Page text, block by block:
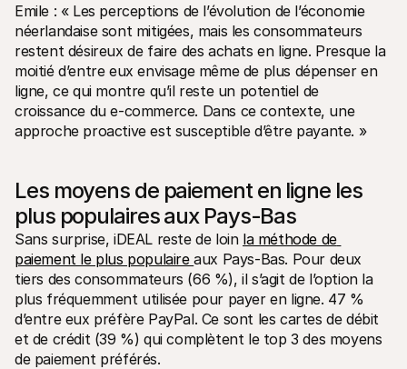
Emile : « Les perceptions de l’évolution de l’économie
néerlandaise sont mitigées, mais les consommateurs
restent désireux de faire des achats en ligne. Presque la
moitié d’entre eux envisage même de plus dépenser en
ligne, ce qui montre qu’il reste un potentiel de
croissance du e-commerce. Dans ce contexte, une
approche proactive est susceptible d’être payante. »
Les moyens de paiement en ligne les
plus populaires aux Pays-Bas
Sans surprise, iDEAL reste de loin la méthode de
paiement le plus populaire aux Pays-Bas. Pour deux
tiers des consommateurs (66 %), il s’agit de l’option la
plus fréquemment utilisée pour payer en ligne. 47 %
d’entre eux préfère PayPal. Ce sont les cartes de débit
et de crédit (39 %) qui complètent le top 3 des moyens
de paiement préférés.